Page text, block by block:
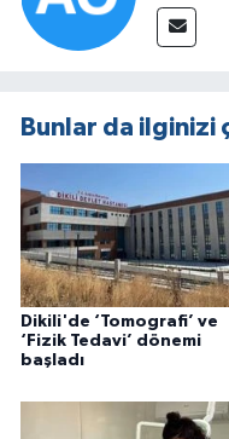
Bunlar da ilginizi
Dikili'de ‘Tomografi’ ve
‘Fizik Tedavi’ dönemi
başladı